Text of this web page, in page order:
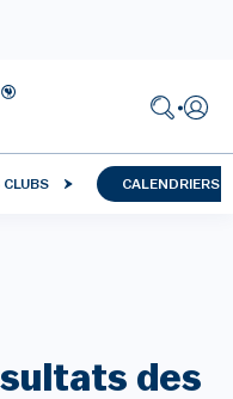
CALENDRIERS
des